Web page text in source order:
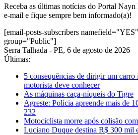
Receba as últimas notícias do Portal Nayn
e-mail e fique sempre bem informado(a)!
[email-posts-subscribers
group="Public"]
Serra Talhada - PE, 6 de agosto de 2026
Últimas:
5 consequências de dirigir um
motorista deve conhecer
As máquinas caça-níqueis do Tigre
Agreste: Polícia apreende mais de
232
Motociclista morre após colisão
Luciano Duque destina R$ 300 mil